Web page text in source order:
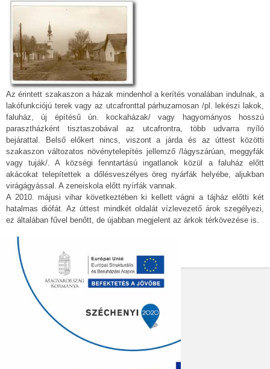
Az érintett szakaszon a házak mindenhol a kerítés vonalában indulnak, a
lakófunkciójú terek vagy az utcafronttal párhuzamosan /pl. lekészi lakok,
faluház, új építésű ún. kockaházak/ vagy hagyományos hosszú
parasztházként tisztaszobával az utcafrontra, több udvarra nyíló
bejárattal. Belső előkert nincs, viszont a járda és az úttest közötti
szakaszon változatos növénytelepítés jellemző /lágyszárúan, meggyfák
vagy tuják/. A községi fenntartású ingatlanok közül a faluház előtt
akácokat telepítettek a dőlésveszélyes öreg nyárfák helyébe, aljukban
virágágyással. A zeneiskola előtt nyírfák vannak.
A 2010. májusi vihar következtében ki kellett vágni a tájház előtti két
hatalmas diófát. Az úttest mindkét oldalát vízlevezető árok szegélyezi,
ez általában fűvel benőtt, de újabban megjelent az árkok térkövezése is.